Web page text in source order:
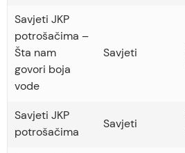
Savjeti JKP
potrošačima –
Šta nam
govori boja
vode
Savjeti
Savjeti JKP
potrošačima
Savjeti